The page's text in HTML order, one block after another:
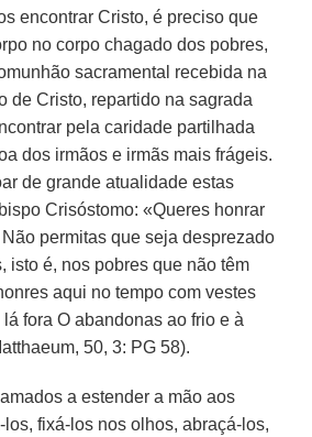
encontrar Cristo, é preciso que
no corpo chagado dos pobres,
sacramental recebida na
de Cristo, repartido na sagrada
pela caridade partilhada
dos irmãos e irmãs mais frágeis.
de grande atualidade estas
Crisóstomo: «Queres honrar
permitas que seja desprezado
isto é, nos pobres que não têm
aqui no tempo com vestes
fora O abandonas ao frio e à
50, 3: PG 58).
a estender a mão aos
los, fixá-los nos olhos, abraçá-los,